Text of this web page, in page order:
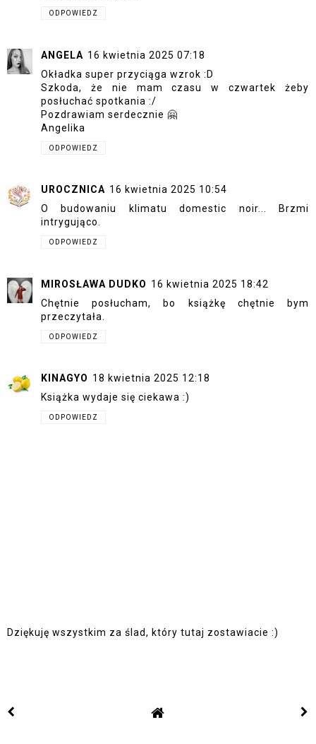
ODPOWIEDZ
ANGELA 16 kwietnia 2025 07:18
Okładka super przyciąga wzrok :D
Szkoda, że nie mam czasu w czwartek żeby
posłuchać spotkania :/
Pozdrawiam serdecznie 🤗
Angelika
ODPOWIEDZ
UROCZNICA 16 kwietnia 2025 10:54
O budowaniu klimatu domestic noir... Brzmi
intrygująco.
ODPOWIEDZ
MIROSŁAWA DUDKO 16 kwietnia 2025 18:42
Chętnie posłucham, bo książkę chętnie bym
przeczytała.
ODPOWIEDZ
KINAGYO 18 kwietnia 2025 12:18
Książka wydaje się ciekawa :)
ODPOWIEDZ
Dziękuję wszystkim za ślad, który tutaj zostawiacie :)